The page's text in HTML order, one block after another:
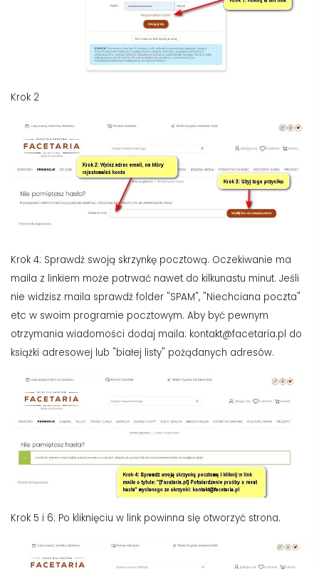
Krok 2
Krok 4: Sprawdź swoją skrzynkę pocztową. Oczekiwanie ma
maila z linkiem może potrwać nawet do kilkunastu minut. Jeśli
nie widzisz maila sprawdź folder "SPAM", "Niechciana poczta"
etc w swoim programie pocztowym. Aby być pewnym
otrzymania wiadomości dodaj maila: kontakt@facetaria.pl do
książki adresowej lub "białej listy" pożądanych adresów.
Krok 5 i 6: Po kliknięciu w link powinna się otworzyć strona.